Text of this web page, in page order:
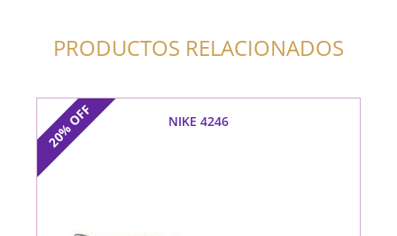
PRODUCTOS RELACIONADOS
20%
OFF NIKE 4246